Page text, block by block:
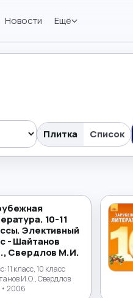
Новости Ещё
Плитка Список
10-11
Элективный
- Шайтанов
Свердлов М.И.
11 класс, 10 класс
И.О., Свердлов
• 2006